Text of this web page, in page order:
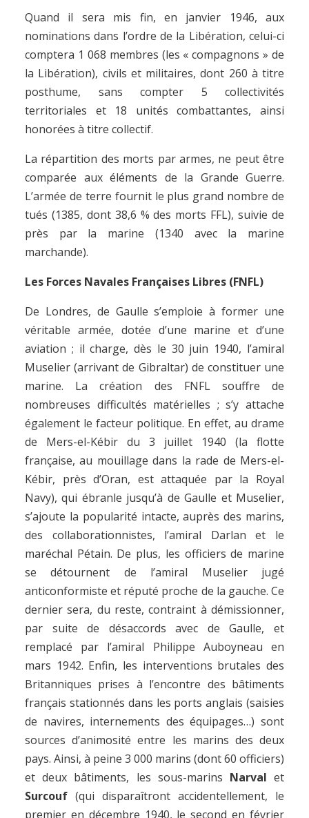
Quand il sera mis fin, en janvier 1946, aux
nominations dans l’ordre de la Libération, celui-ci
comptera 1 068 membres (les « compagnons » de
la Libération), civils et militaires, dont 260 à titre
posthume, sans compter 5 collectivités
territoriales et 18 unités combattantes, ainsi
honorées à titre collectif.
La répartition des morts par armes, ne peut être
comparée aux éléments de la Grande Guerre.
L’armée de terre fournit le plus grand nombre de
tués (1385, dont 38,6 % des morts FFL), suivie de
près par la marine (1340 avec la marine
marchande).
Les Forces Navales Françaises Libres (FNFL)
De Londres, de Gaulle s’emploie à former une
véritable armée, dotée d’une marine et d’une
aviation ; il charge, dès le 30 juin 1940, l’amiral
Muselier (arrivant de Gibraltar) de constituer une
marine. La création des FNFL souffre de
nombreuses difficultés matérielles ; s’y attache
également le facteur politique. En effet, au drame
de Mers-el-Kébir du 3 juillet 1940 (la flotte
française, au mouillage dans la rade de Mers-el-
Kébir, près d’Oran, est attaquée par la Royal
Navy), qui ébranle jusqu’à de Gaulle et Muselier,
s’ajoute la popularité intacte, auprès des marins,
des collaborationnistes, l’amiral Darlan et le
maréchal Pétain. De plus, les officiers de marine
se détournent de l’amiral Muselier jugé
anticonformiste et réputé proche de la gauche. Ce
dernier sera, du reste, contraint à démissionner,
par suite de désaccords avec de Gaulle, et
remplacé par l’amiral Philippe Auboyneau en
mars 1942. Enfin, les interventions brutales des
Britanniques prises à l’encontre des bâtiments
français stationnés dans les ports anglais (saisies
de navires, internements des équipages…) sont
sources d’animosité entre les marins des deux
pays. Ainsi, à peine 3 000 marins (dont 60 officiers)
et deux bâtiments, les sous-marins Narval et
Surcouf (qui disparaîtront accidentellement, le
premier en décembre 1940, le second en février